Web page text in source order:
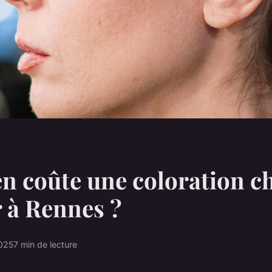
coûte une coloration
Rennes ?
7 min de lecture